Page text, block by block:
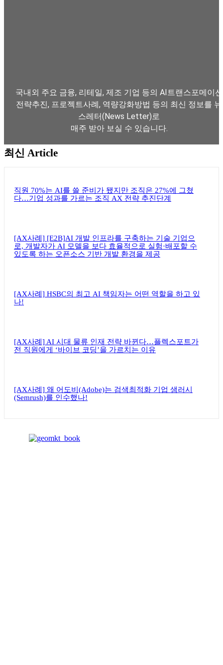
국내외 주요 금융, 리테일, 제조 기업 등의 AI트랜스포메이션
전략추진, 프로젝트사례, 역량강화방법 등의 최신 정보를 뉴
스레터(News Letter)로
매주 받아 보실 수 있습니다.
최신 Article
직원 70%는 AI를 쓸 준비가 됐지만 조직은 27%에 그쳤
다…기업 성과를 가르는 조직 AX 전략 추진단계
[AX사례] [E2B]AI 개발 인프라를 구축하는 기술 기업으
로, 개발자가 AI 모델을 보다 효율적으로 실험·배포할 수
있도록 하는 오픈소스 기반 개발 환경을 제공
[AX사례] HSBC의 최고 AI 책임자는 어떤 역할을 하고 있
나!
[AX사례] AI 시대 물류 인재 전략 바뀐다…플렉스포트가
전 직원에게 ‘바이브 코딩’을 가르치는 이유
[AX사례] 왜 어도비(Adobe)는 검색최적화 기업 샘러시
(Semrush)를 인수했나!